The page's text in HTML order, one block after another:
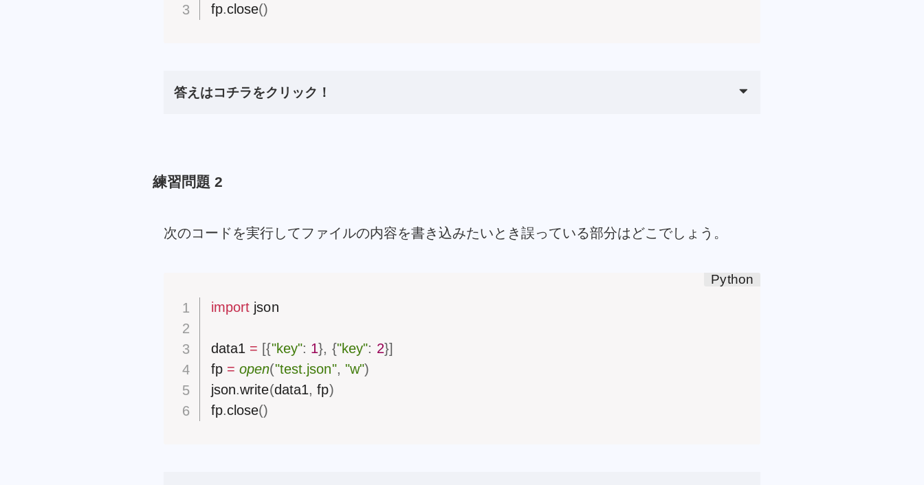
fp.close()
答えはコチラをクリック！
練習問題 2
次のコードを実行してファイルの内容を書き込みたいとき誤っている部分はどこでしょう。
import json
data1 = [{"key": 1}, {"key": 2}]
fp = open("test.json", "w")
json.write(data1, fp)
fp.close()